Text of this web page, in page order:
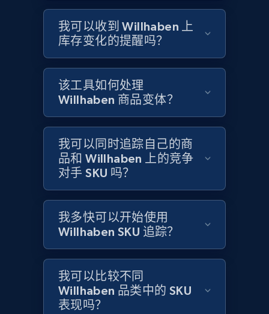
Title, Seller name, Brand, Description, Initial
price, Currency, Availability, Reviews count, and
URL, Domain, Country code, Model number,
Sku, Product id, Product name, Manufacturer,
and more.
2.1K+ 353+ 立即开始
Home Depot US - Gather data on products
using specified keywords
URL, Domain, Country code, Model number,
Sku, Product id, Product name, Manufacturer,
我可以收到 Willhaben 上
库存变化的提醒吗？
该工具如何处理
Willhaben 商品变体？
我可以同时追踪自己的商
品和 Willhaben 上的竞争
对手 SKU 吗？
我多快可以开始使用
Willhaben SKU 追踪？
我可以比较不同
Willhaben 品类中的 SKU
表现吗？